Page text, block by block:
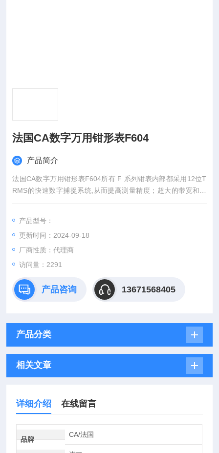
法国CA数字万用钳形表F604
产品简介
法国CA数字万用钳形表F604所有 F 系列钳表内部都采用12位T
RMS的快速数字捕捉系统,从而提高测量精度；超大的带宽和超
高的峰值因数,无论何种信号类型,F系列钳表都能提供高精度测
产品型号：
更新时间：2024-09-18
厂商性质：代理商
访问量：2291
产品咨询 13671568405
产品分类
相关文章
详细介绍 在线留言
品牌
CA/法国